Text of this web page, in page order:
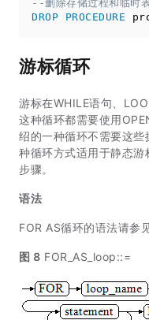
--删除存储过程和临时
DROP
PROCEDURE
游标循环
游标在WHILE语句、
这种循环都需要使用
绍的一种循环不需要这
种循环方式适用于静态
步骤。
语法
FOR AS循环的语法请参
图 8 FOR_AS_loop::=